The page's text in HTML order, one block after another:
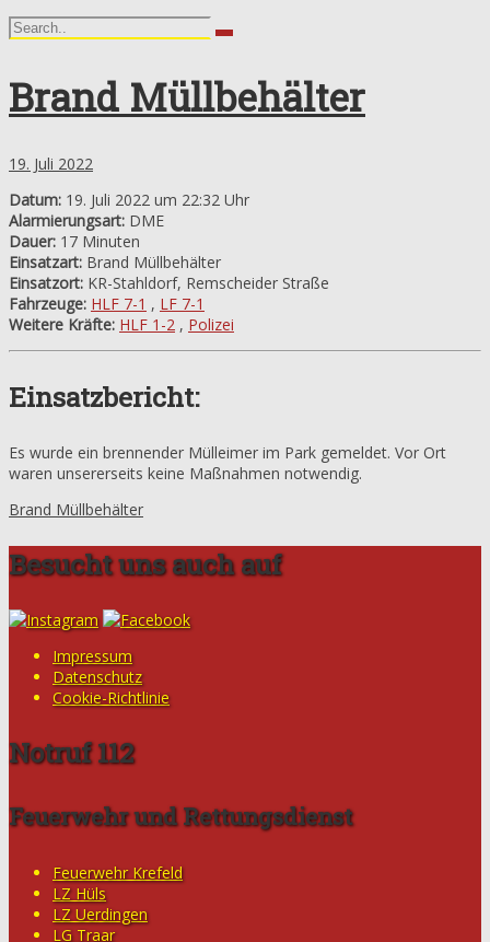
Brand Müllbehälter
19. Juli 2022
Datum: 19. Juli 2022 um 22:32 Uhr
Alarmierungsart: DME
Dauer: 17 Minuten
Einsatzart: Brand Müllbehälter
Einsatzort: KR-Stahldorf, Remscheider Straße
Fahrzeuge: HLF 7-1 , LF 7-1
Weitere Kräfte: HLF 1-2 , Polizei
Einsatzbericht:
Es wurde ein brennender Mülleimer im Park gemeldet. Vor Ort
waren unsererseits keine Maßnahmen notwendig.
Brand Müllbehälter
Besucht uns auch auf
Impressum
Datenschutz
Cookie-Richtlinie
Notruf 112
Feuerwehr und Rettungsdienst
Feuerwehr Krefeld
LZ Hüls
LZ Uerdingen
LG Traar